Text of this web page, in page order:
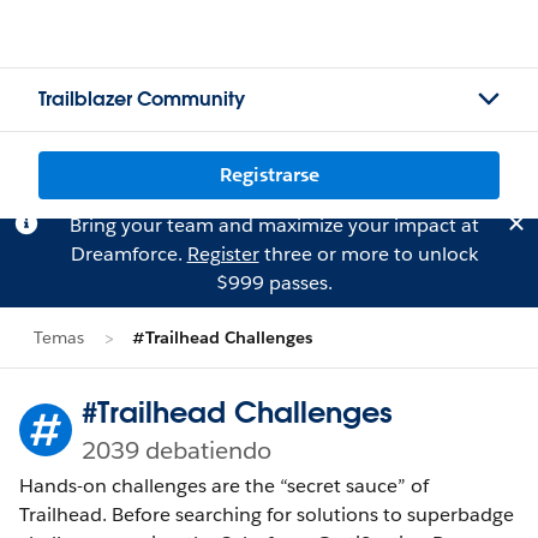
Trailblazer Community
Registrarse
Bring your team and maximize your impact at
Dreamforce. Registerthree or more to unlock
$999 passes.
Temas #Trailhead Challenges
#Trailhead Challenges
2039 debatiendo
Hands-on challenges are the “secret sauce” of
Trailhead. Before searching for solutions to superbadge